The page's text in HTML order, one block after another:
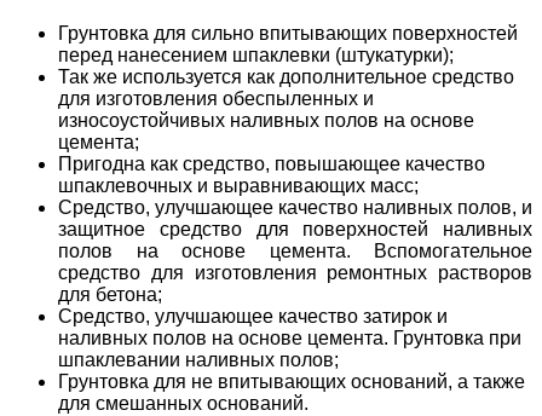
Грунтовка для сильно впитывающих поверхностей
перед нанесением шпаклевки (штукатурки);
Так же используется как дополнительное средство
для изготовления обеспыленных и
износоустойчивых наливных полов на основе
цемента;
Пригодна как средство, повышающее качество
шпаклевочных и выравнивающих масс;
Средство, улучшающее качество наливных полов, и
защитное средство для поверхностей наливных
полов на основе цемента. Вспомогательное
средство для изготовления ремонтных растворов
для бетона;
Средство, улучшающее качество затирок и
наливных полов на основе цемента. Грунтовка при
шпаклевании наливных полов;
Грунтовка для не впитывающих оснований, а также
для смешанных оснований.